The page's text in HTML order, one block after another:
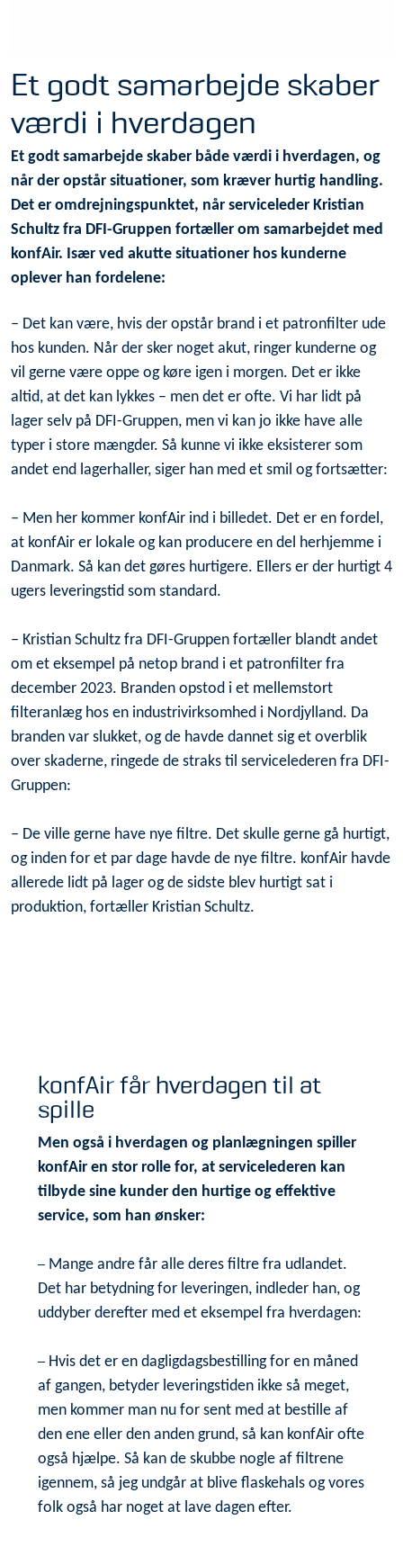
Et godt samarbejde skaber
værdi i hverdagen
Et godt samarbejde skaber både værdi i hverdagen, og
når der opstår situationer, som kræver hurtig handling.
Det er omdrejningspunktet, når serviceleder Kristian
Schultz fra DFI-Gruppen fortæller om samarbejdet med
konfAir. Især ved akutte situationer hos kunderne
oplever han fordelene:
– Det kan være, hvis der opstår brand i et patronfilter ude
hos kunden. Når der sker noget akut, ringer kunderne og
vil gerne være oppe og køre igen i morgen. Det er ikke
altid, at det kan lykkes – men det er ofte. Vi har lidt på
lager selv på DFI-Gruppen, men vi kan jo ikke have alle
typer i store mængder. Så kunne vi ikke eksisterer som
andet end lagerhaller, siger han med et smil og fortsætter:
– Men her kommer konfAir ind i billedet. Det er en fordel,
at konfAir er lokale og kan producere en del herhjemme i
Danmark. Så kan det gøres hurtigere. Ellers er der hurtigt 4
ugers leveringstid som standard.
– Kristian Schultz fra DFI-Gruppen fortæller blandt andet
om et eksempel på netop brand i et patronfilter fra
december 2023. Branden opstod i et mellemstort
filteranlæg hos en industrivirksomhed i Nordjylland. Da
branden var slukket, og de havde dannet sig et overblik
over skaderne, ringede de straks til servicelederen fra DFI-
Gruppen:
– De ville gerne have nye filtre. Det skulle gerne gå hurtigt,
og inden for et par dage havde de nye filtre. konfAir havde
allerede lidt på lager og de sidste blev hurtigt sat i
produktion, fortæller Kristian Schultz.
konfAir får hverdagen til at
spille
Men også i hverdagen og planlægningen spiller
konfAir en stor rolle for, at servicelederen kan
tilbyde sine kunder den hurtige og effektive
service, som han ønsker:
– Mange andre får alle deres filtre fra udlandet.
Det har betydning for leveringen, indleder han, og
uddyber derefter med et eksempel fra hverdagen:
– Hvis det er en dagligdagsbestilling for en måned
af gangen, betyder leveringstiden ikke så meget,
men kommer man nu for sent med at bestille af
den ene eller den anden grund, så kan konfAir ofte
også hjælpe. Så kan de skubbe nogle af filtrene
igennem, så jeg undgår at blive flaskehals og vores
folk også har noget at lave dagen efter.